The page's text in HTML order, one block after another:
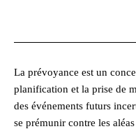
La prévoyance est un
planification et la prise de
des événements futurs
se prémunir contre les